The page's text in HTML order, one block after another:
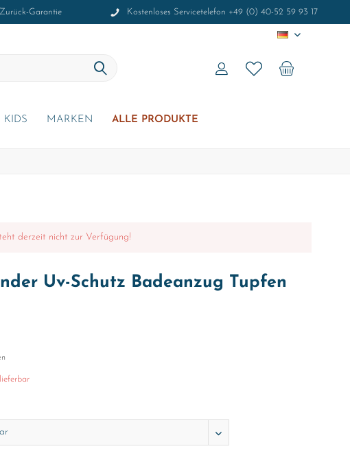
Garantie Kostenloses Servicetelefon +49 (0) 40-52 59 93 17
DE
KIDS MARKEN ALLE PRODUKTE
derzeit nicht zur Verfügung!
Uv-Schutz Badeanzug Tupfen